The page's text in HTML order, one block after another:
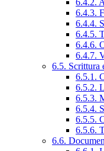
6.4.2.
6.4.3.
6.4.4.
6.4.5.
6.4.6.
6.4.7.
6.5. Scrittura
6.5.1.
6.5.2.
6.5.3.
6.5.4.
6.5.5.
6.5.6.
6.6.